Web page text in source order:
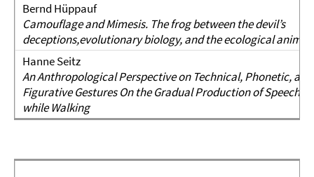
Bernd Hüppauf
Camouflage and Mimesis. The frog between the devil’s
deceptions,evolutionary biology, and the ecological animal
Hanne Seitz
An Anthropological Perspective on Technical, Phonetic, and
Figurative Gestures On the Gradual Production of Speech
while Walking